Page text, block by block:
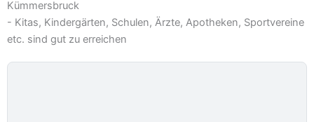
Kümmersbruck
- Kitas, Kindergärten, Schulen, Ärzte, Apotheken, Sportvereine
etc. sind gut zu erreichen